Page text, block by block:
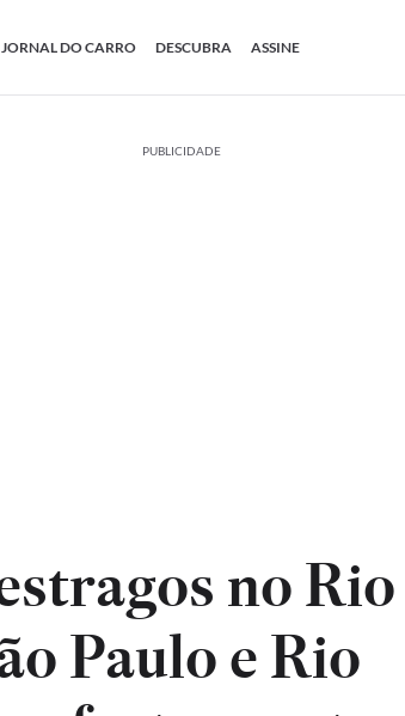
JORNAL DO CARRO DESCUBRA ASSINE
PUBLICIDADE
no Rio
Paulo e Rio